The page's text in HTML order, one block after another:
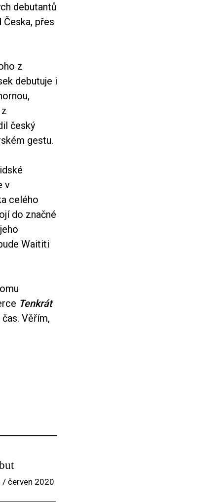
debutantů
přes
z
debutuje i
český
gestu.
v
celého
do značné
Waititi
Tenkrát
Věřím,
/ červen 2020